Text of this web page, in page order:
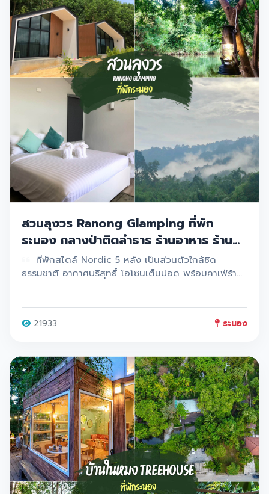
สวนลุงวร Ranong Glamping ที่พัก
ระนอง กลางป่าติดลำธาร ร้านอาหาร ร้าน
กาแฟ เบเกอรี่ พร้อมคาเฟ่สีขาวเรือนกระจก
โอ้ยมันดีย์
ที่พักสไตล์ Nordic 5 หลัง เป็นส่วนตัวใกล้ชิด
ธรรมชาติ อากาศบริสุทธิ์ โอโซนเต็มปอด พร้อมคาเฟ่ร้า
21933 ระนอง